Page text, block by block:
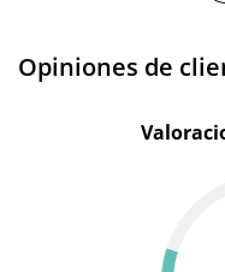
Multivelocidad
Opiniones de